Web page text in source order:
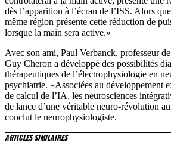
dès l’apparition à l’écran de l’ISS. Alors
même région présente cette réduction de
lorsque la main sera active.»
Avec son ami, Paul Verbanck, professeur
Guy Cheron a développé des possibilités
thérapeutiques de l’électrophysiologie en
psychiatrie. «Associées au développement
de calcul de l’IA, les neurosciences
de lance d’une véritable neuro-révolution
conclut le neurophysiologiste.
ARTICLES SIMILAIRES